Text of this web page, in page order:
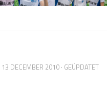
13 DECEMBER 2010 · GEÜPDATET